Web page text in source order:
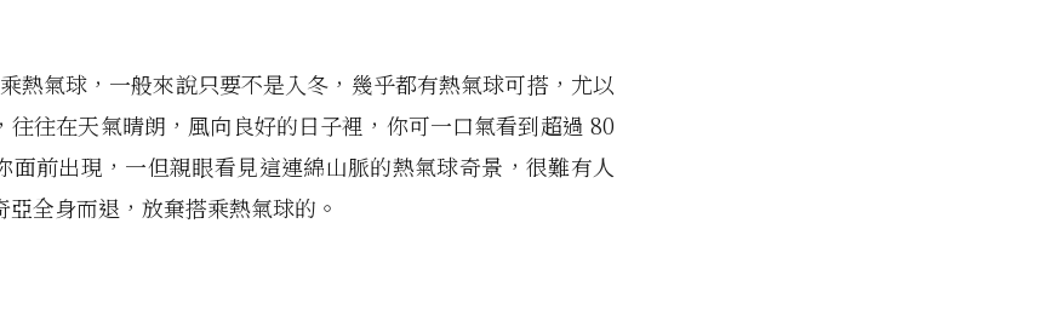
熱氣球，一般來說只要不是入冬，幾乎都有熱氣球可搭，尤以
往往在天氣晴朗，風向良好的日子裡，你可一口氣看到超過 80
面前出現，一但親眼看見這連綿山脈的熱氣球奇景，很難有人
全身而退，放棄搭乘熱氣球的。